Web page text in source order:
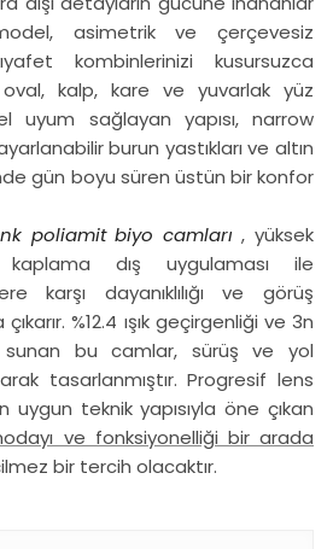
asimetrik ve çerçevesiz
kombinlerinizi kusursuzca
kalp, kare ve yuvarlak yüz
uyum sağlayan yapısı, narrow
burun yastıkları ve altın
gün boyu süren üstün bir konfor
poliamit biyo camları, yüksek
dış uygulaması ile
karşı dayanıklılığı ve görüş
%12.4 ışık geçirgenliği ve 3n
bu camlar, sürüş ve yol
tasarlanmıştır. Progresif lens
uygun teknik yapısıyla öne çıkan
ve fonksiyonelliği bir arada
bir tercih olacaktır.